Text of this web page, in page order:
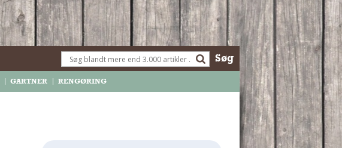
GARTNER RENGØRING
Søg